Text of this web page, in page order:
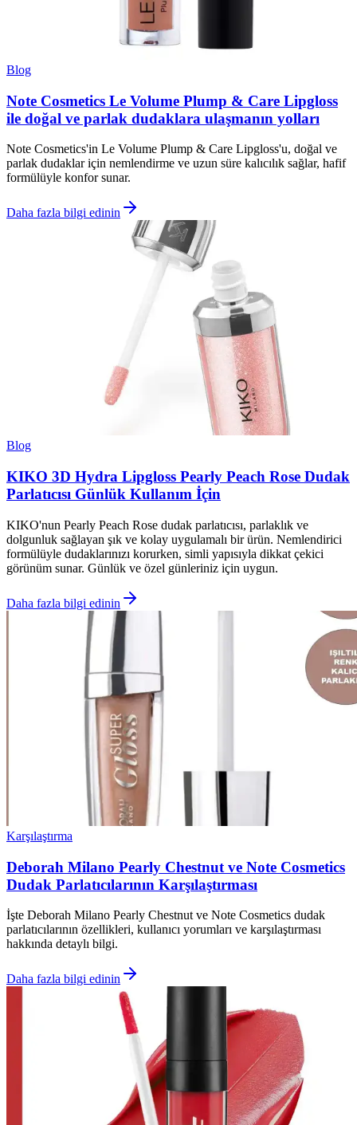
Blog
Note Cosmetics Le Volume Plump & Care Lipgloss
ile doğal ve parlak dudaklara ulaşmanın yolları
Note Cosmetics'in Le Volume Plump & Care Lipgloss'u, doğal ve
parlak dudaklar için nemlendirme ve uzun süre kalıcılık sağlar, hafif
formülüyle konfor sunar.
Daha fazla bilgi edinin
Blog
KIKO 3D Hydra Lipgloss Pearly Peach Rose Dudak
Parlatıcısı Günlük Kullanım İçin
KIKO'nun Pearly Peach Rose dudak parlatıcısı, parlaklık ve
dolgunluk sağlayan şık ve kolay uygulamalı bir ürün. Nemlendirici
formülüyle dudaklarınızı korurken, simli yapısıyla dikkat çekici
görünüm sunar. Günlük ve özel günleriniz için uygun.
Daha fazla bilgi edinin
Karşılaştırma
Deborah Milano Pearly Chestnut ve Note Cosmetics
Dudak Parlatıcılarının Karşılaştırması
İşte Deborah Milano Pearly Chestnut ve Note Cosmetics dudak
parlatıcılarının özellikleri, kullanıcı yorumları ve karşılaştırması
hakkında detaylı bilgi.
Daha fazla bilgi edinin